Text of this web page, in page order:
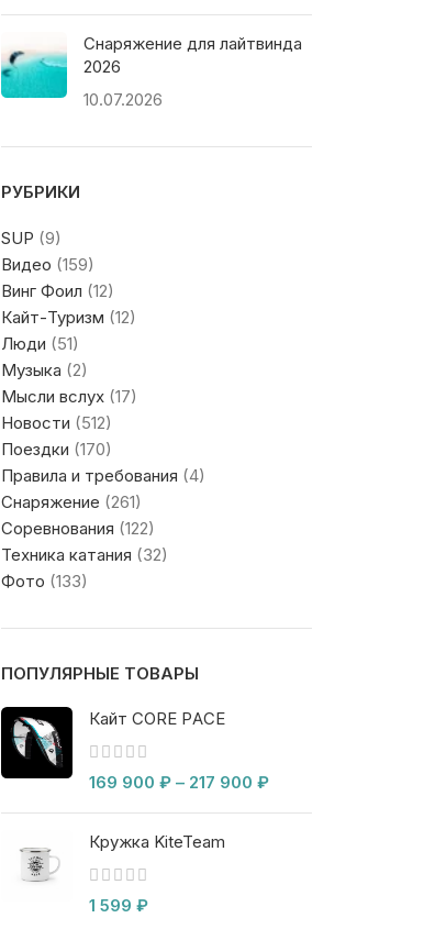
Снаряжение для лайтвинда
2026
10.07.2026
РУБРИКИ
SUP (9)
Видео (159)
Винг Фоил (12)
Кайт-Туризм (12)
Люди (51)
Музыка (2)
Мысли вслух(17)
Новости (512)
Поездки (170)
Правила и требования (4)
Снаряжение (261)
Соревнования (122)
Техника катания (32)
Фото (133)
ПОПУЛЯРНЫЕ ТОВАРЫ
Кайт CORE PACE
169 900 ₽ – 217 900 ₽
Кружка KiteTeam
1 599 ₽